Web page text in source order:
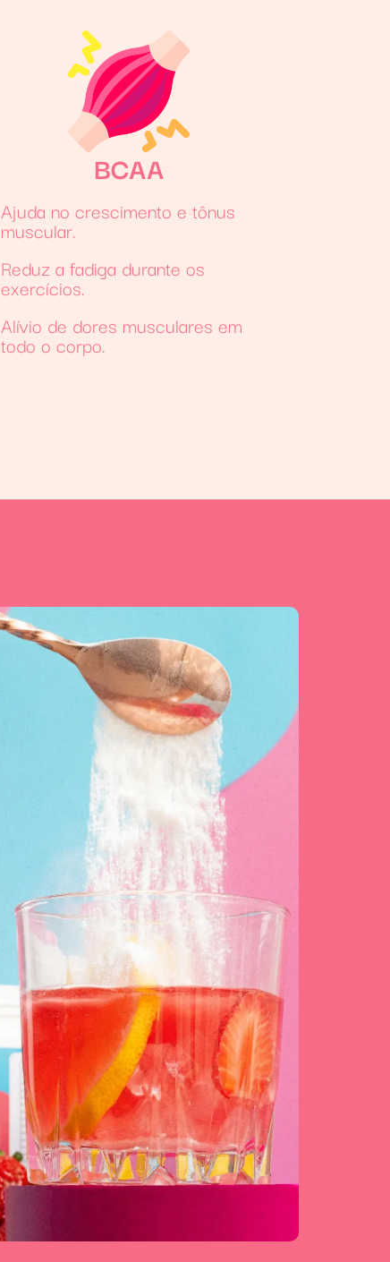
BCAA
Ajuda no crescimento e tônus
muscular.
Reduz a fadiga durante os
exercícios.
Alívio de dores musculares em
todo o corpo.